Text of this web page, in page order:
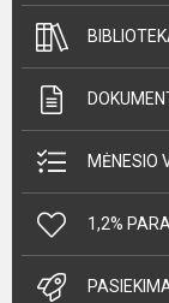
MĖNESIO
1,2%